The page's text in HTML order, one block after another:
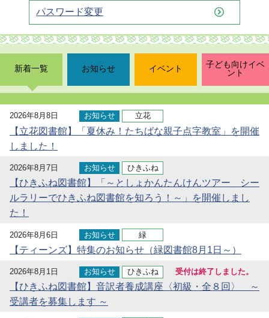
パスワード変更
新着一覧 お知らせ イベント
子ども向けイベ
ント
2026年8月8日 お知らせ 立花
【立花図書館】「夏休み！たちばな親子点字教室」を開催
しました！
2026年8月7日 お知らせ ひきふね
【ひきふね図書館】「～としょかんたんけんツアー シー
ルラリーでひきふね図書館を知ろう！～」を開催しまし
た！
2026年8月6日 お知らせ 緑
【ティーンズ】特集のお知らせ（緑図書館8月1日～）
2026年8月1日 お知らせ ひきふね 受付は終了しました。
【ひきふね図書館】音訳者養成講座〈初級・全８回〉 ～
受講者を募集します ～